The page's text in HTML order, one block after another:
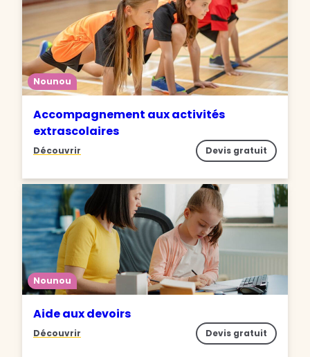
Nounou
Accompagnement aux activités
extrascolaires
Découvrir Devis gratuit
Nounou
Aide aux devoirs
Découvrir Devis gratuit